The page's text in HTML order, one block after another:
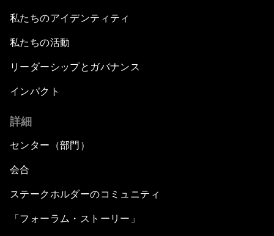
私たちのアイデンティティ
私たちの活動
リーダーシップとガバナンス
インパクト
詳細
センター（部門）
会合
ステークホルダーのコミュニティ
「フォーラム・ストーリー」